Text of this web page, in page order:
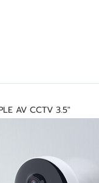
AV CCTV 3.5"